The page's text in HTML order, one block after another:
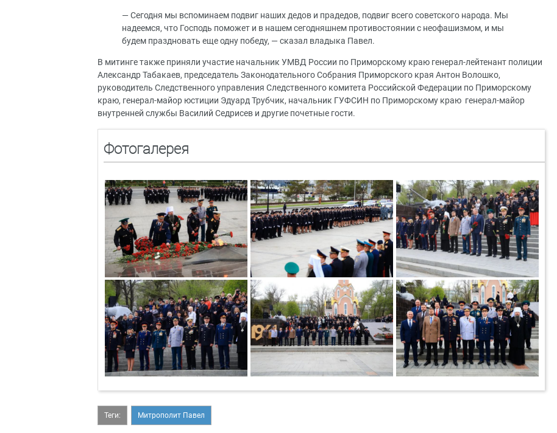
— Сегодня мы вспоминаем подвиг наших дедов и прадедов, подвиг всего советского народа. Мы
надеемся, что Господь поможет и в нашем сегодняшнем противостоянии с неофашизмом, и мы
будем праздновать еще одну победу, — сказал владыка Павел.
В митинге также приняли участие начальник УМВД России по Приморскому краю генерал-лейтенант полиции
Александр Табакаев, председатель Законодательного Собрания Приморского края Антон Волошко,
руководитель Следственного управления Следственного комитета Российской Федерации по Приморскому
краю, генерал-майор юстиции Эдуард Трубчик, начальник ГУФСИН по Приморскому краю генерал-майор
внутренней службы Василий Седрисев и другие почетные гости.
Фотогалерея
Теги: Митрополит Павел